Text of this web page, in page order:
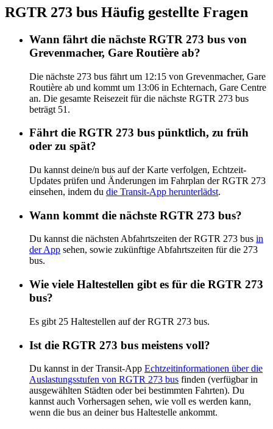
RGTR 273 bus Häufig gestellte Fragen
Wann fährt die nächste RGTR 273 bus von
Grevenmacher, Gare Routière ab?
Die nächste 273 bus fährt um 12:15 von Grevenmacher, Gare
Routière ab und kommt um 13:06 in Echternach, Gare Centre
an. Die gesamte Reisezeit für die nächste RGTR 273 bus
beträgt 51.
Fährt die RGTR 273 bus pünktlich, zu früh
oder zu spät?
Du kannst deine/n bus auf der Karte verfolgen, Echtzeit-
Updates prüfen und Änderungen im Fahrplan der RGTR 273
einsehen, indem du die Transit-App herunterlädst.
Wann kommt die nächste RGTR 273 bus?
Du kannst die nächsten Abfahrtszeiten der RGTR 273 bus in
der App sehen, sowie zukünftige Abfahrtszeiten für die 273
bus.
Wie viele Haltestellen gibt es für die RGTR 273
bus?
Es gibt 25 Haltestellen auf der RGTR 273 bus.
Ist die RGTR 273 bus meistens voll?
Du kannst in der Transit-App Echtzeitinformationen über die
Auslastungsstufen von RGTR 273 bus finden (verfügbar in
ausgewählten Städten oder bei bestimmten Fahrten). Du
kannst auch Vorhersagen sehen, wie voll es werden kann,
wenn die bus an deiner bus Haltestelle ankommt.